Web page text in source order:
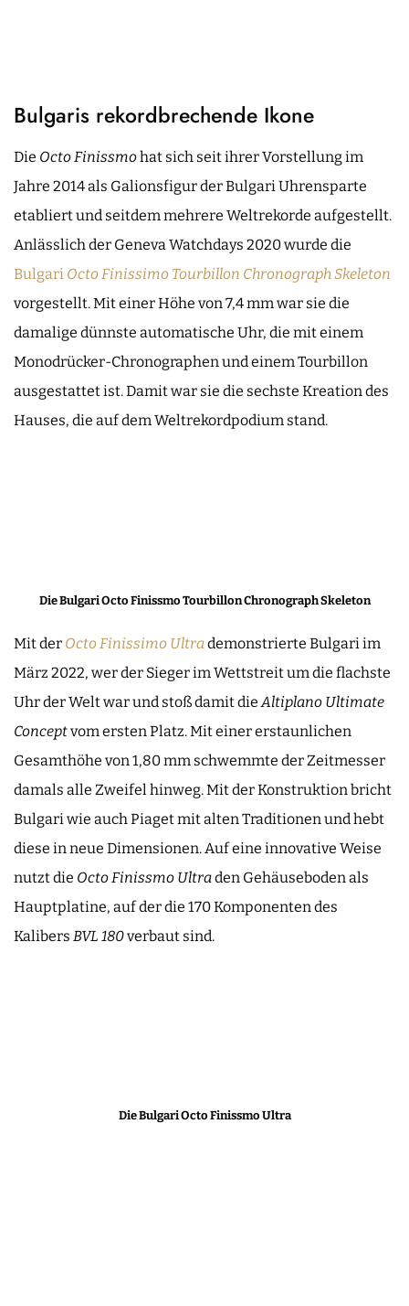
Bulgaris rekordbrechende Ikone
Die Octo Finissmohat sich seit ihrer Vorstellung im
Jahre 2014 als Galionsfigur der Bulgari Uhrensparte
etabliert und seitdem mehrere Weltrekorde aufgestellt.
Anlässlich der Geneva Watchdays 2020 wurde die
Bulgari Octo Finissimo Tourbillon Chronograph Skeleton
vorgestellt. Mit einer Höhe von 7,4 mm war sie die
damalige dünnste automatische Uhr, die mit einem
Monodrücker-Chronographen und einem Tourbillon
ausgestattet ist. Damit war sie die sechste Kreation des
Hauses, die auf dem Weltrekordpodium stand.
Die Bulgari Octo Finissmo Tourbillon Chronograph Skeleton
Mit der Octo Finissimo Ultrademonstrierte Bulgari im
März 2022, wer der Sieger im Wettstreit um die flachste
Uhr der Welt war und stoß damit dieAltiplano Ultimate
Conceptvom ersten Platz. Mit einer erstaunlichen
Gesamthöhe von 1,80 mm schwemmte der Zeitmesser
damals alle Zweifel hinweg. Mit der Konstruktion bricht
Bulgari wie auch Piaget mit alten Traditionen und hebt
diese in neue Dimensionen. Auf eine innovative Weise
nutzt die Octo Finissmo Ultraden Gehäuseboden als
Hauptplatine, auf der die 170 Komponenten des
Kalibers BVL 180verbaut sind.
Die Bulgari Octo Finissmo Ultra